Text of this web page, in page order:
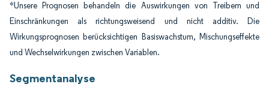
*Unsere Prognosen behandeln die Auswirkungen von Treibern und
Einschränkungen als richtungsweisend und nicht additiv. Die
Wirkungsprognosen berücksichtigen Basiswachstum, Mischungseffekte
und Wechselwirkungen zwischen Variablen.
Segmentanalyse